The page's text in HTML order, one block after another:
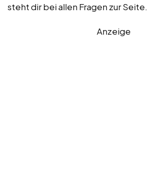
steht dir bei allen Fragen zur Seite.
Anzeige